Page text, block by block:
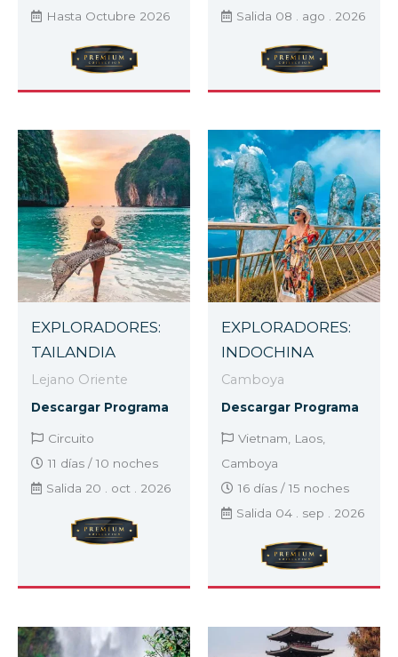
Hasta Octubre 2026
Salida 08 . ago . 2026
EXPLORADORES:
TAILANDIA
Lejano Oriente
Descargar Programa
Circuito
11 días / 10 noches
Salida 20 . oct . 2026
EXPLORADORES:
INDOCHINA
Camboya
Descargar Programa
Vietnam, Laos,
Camboya
16 días / 15 noches
Salida 04 . sep . 2026